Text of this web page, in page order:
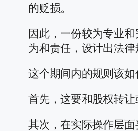
的贬损。
因此，一份较为专业
为和责任，设计出法律
这个期间内的规则该如
首先，这要和股权转
其次，在实际操作层